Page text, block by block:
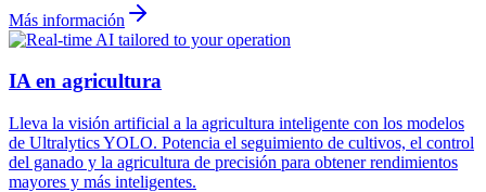
Más información
IA en agricultura
Lleva la visión artificial a la agricultura inteligente con los modelos
de Ultralytics YOLO. Potencia el seguimiento de cultivos, el control
del ganado y la agricultura de precisión para obtener rendimientos
mayores y más inteligentes.